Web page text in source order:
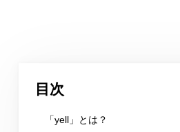
目次
「yell」とは？